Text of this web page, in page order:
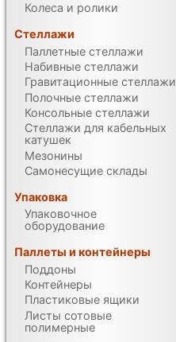
Колеса и ролики
Стеллажи
Паллетные стеллажи
Набивные стеллажи
Гравитационные стеллажи
Полочные стеллажи
Консольные стеллажи
Стеллажи для кабельных
катушек
Мезонины
Самонесущие склады
Упаковка
Упаковочное
оборудование
Паллеты и контейнеры
Поддоны
Контейнеры
Пластиковые ящики
Листы сотовые
полимерные